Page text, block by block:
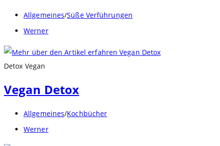
Beitrags-
Kategorie:
Allgemeines/Süße Verführungen
Beitrags-
Werner
Detox Vegan
Vegan Detox
Beitrags-
Kategorie:
Allgemeines/Kochbücher
Beitrags-
Werner